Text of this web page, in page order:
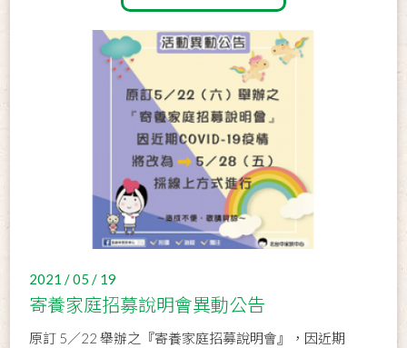
2021 / 05 / 19
寄養家庭招募說明會異動公告
原訂 5／22 舉辦之『寄養家庭招募說明會』，因近期